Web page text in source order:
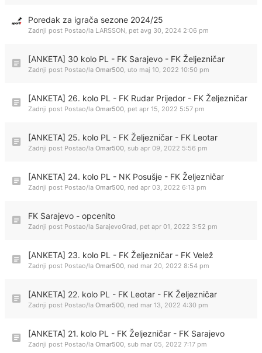
Poredak za igrača sezone 2024/25
Zadnji post Postao/la LARSSON, pet avg 30, 2024 2:06 pm
[ANKETA] 30 kolo PL - FK Sarajevo - FK Željezničar
Zadnji post Postao/la Omar500, uto maj 10, 2022 10:50 pm
[ANKETA] 26. kolo PL - FK Rudar Prijedor - FK Željezničar
Zadnji post Postao/la Omar500, pet apr 15, 2022 5:57 pm
[ANKETA] 25. kolo PL - FK Željezničar - FK Leotar
Zadnji post Postao/la Omar500, sub apr 09, 2022 5:56 pm
[ANKETA] 24. kolo PL - NK Posušje - FK Željezničar
Zadnji post Postao/la Omar500, ned apr 03, 2022 6:13 pm
FK Sarajevo - opcenito
Zadnji post Postao/la SarajevoGrad, pet apr 01, 2022 3:52 pm
[ANKETA] 23. kolo PL - FK Željezničar - FK Velež
Zadnji post Postao/la Omar500, ned mar 20, 2022 8:54 pm
[ANKETA] 22. kolo PL - FK Leotar - FK Željezničar
Zadnji post Postao/la Omar500, ned mar 13, 2022 4:30 pm
[ANKETA] 21. kolo PL - FK Željezničar - FK Sarajevo
Zadnji post Postao/la Omar500, sub mar 05, 2022 7:17 pm